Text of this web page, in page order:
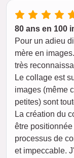
80 ans en 100
Pour un adieu
mère en
très
Le collage est
images (même
petites) sont
La création du
être
processus de
et impeccable.